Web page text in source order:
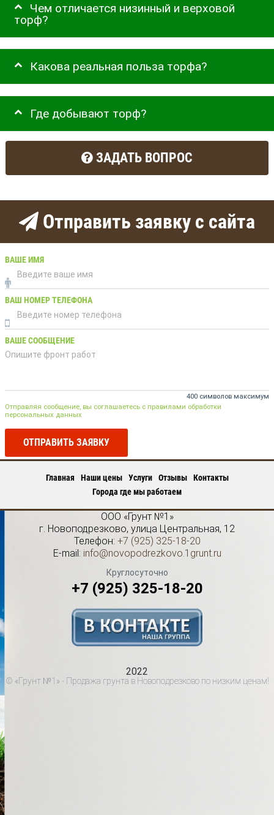
Чем отличается низинный и верховой
торф?
Какова реальная польза торфа?
Где добывают торф?
ЗАДАТЬ ВОПРОС
Отправить заявку с сайта
ВАШЕ ИМЯ
ВАШ НОМЕР ТЕЛЕФОНА
ВАШЕ СООБЩЕНИЕ
400 символов максимум
Отправляя сообщение, вы соглашаетесь с правилами обработки
персональных данных
ОТПРАВИТЬ ЗАЯВКУ
Главная Наши цены Услуги Отзывы
Контакты
Города где мы работаем
ООО «Грунт №1»
г. Новоподрезково, улица Центральная, 12
Телефон: +7 (925) 325-18-20
E-mail: info@novopodrezkovo.1grunt.ru
Круглосуточно
+7 (925) 325-18-20
2022
© «Грунт №1» - Продажа грунта в Новоподрезково по низким ценам!